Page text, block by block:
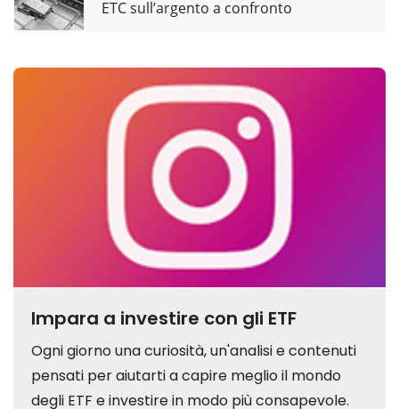
ETC sull’argento a confronto